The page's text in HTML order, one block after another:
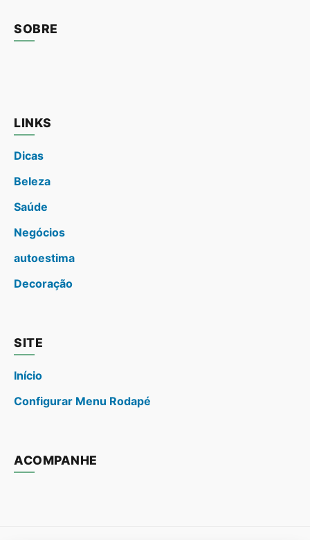
SOBRE
LINKS
Dicas
Beleza
Saúde
Negócios
autoestima
Decoração
SITE
Início
Configurar Menu Rodapé
ACOMPANHE